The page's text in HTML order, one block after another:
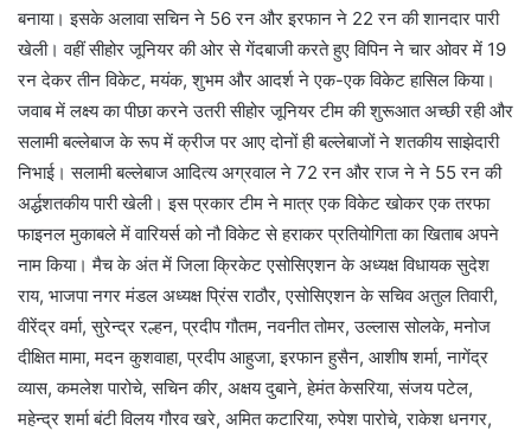
बनाया। इसके अलावा सचिन ने 56 रन और इरफान ने 22 रन की शानदार पारी
खेली। वहीं सीहोर जूनियर की ओर से गेंदबाजी करते हुए विपिन ने चार ओवर में 19
रन देकर तीन विकेट, मयंक, शुभम और आदर्श ने एक-एक विकेट हासिल किया।
जवाब में लक्ष्य का पीछा करने उतरी सीहोर जूनियर टीम की शुरूआत अच्छी रही और
सलामी बल्लेबाज के रूप में क्रीज पर आए दोनों ही बल्लेबाजों ने शतकीय साझेदारी
निभाई। सलामी बल्लेबाज आदित्य अग्रवाल ने 72 रन और राज ने ने 55 रन की
अर्द्धशतकीय पारी खेली। इस प्रकार टीम ने मात्र एक विकेट खोकर एक तरफा
फाइनल मुकाबले में वारियर्स को नौ विकेट से हराकर प्रतियोगिता का खिताब अपने
नाम किया। मैच के अंत में जिला क्रिकेट एसोसिएशन के अध्यक्ष विधायक सुदेश
राय, भाजपा नगर मंडल अध्यक्ष प्रिंस राठौर, एसोसिएशन के सचिव अतुल तिवारी,
वीरेंद्र वर्मा, सुरेन्द्र रल्हन, प्रदीप गौतम, नवनीत तोमर, उल्लास सोलके, मनोज
दीक्षित मामा, मदन कुशवाहा, प्रदीप आहुजा, इरफान हुसैन, आशीष शर्मा, नागेंद्र
व्यास, कमलेश पारोचे, सचिन कीर, अक्षय दुबाने, हेमंत केसरिया, संजय पटेल,
महेन्द्र शर्मा बंटी विलय गौरव खरे, अमित कटारिया, रुपेश पारोचे, राकेश धनगर,